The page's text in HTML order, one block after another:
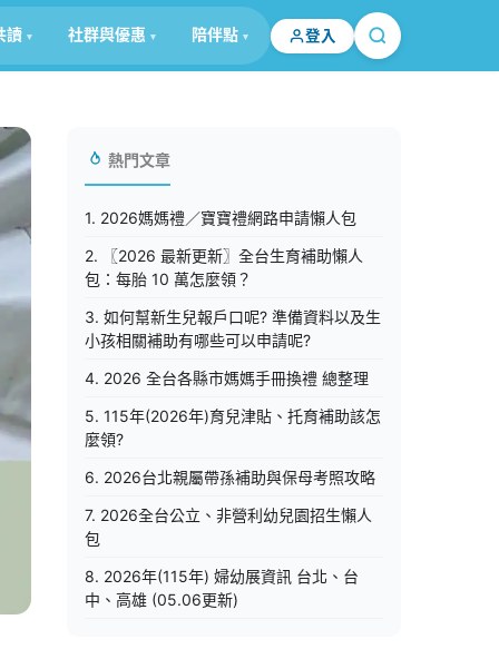
讀 社群與優惠 陪伴點 登入
熱門文章
1. 2026媽媽禮／寶寶禮網路申請懶人包
2. 〖2026 最新更新〗全台生育補助懶人
包：每胎 10 萬怎麼領？
3. 如何幫新生兒報戶口呢? 準備資料以及生
小孩相關補助有哪些可以申請呢?
4. 2026 全台各縣市媽媽手冊換禮 總整理
5. 115年(2026年)育兒津貼、托育補助該怎
麼領?
6. 2026台北親屬帶孫補助與保母考照攻略
7. 2026全台公立、非營利幼兒園招生懶人
包
8. 2026年(115年) 婦幼展資訊 台北、台
中、高雄 (05.06更新)